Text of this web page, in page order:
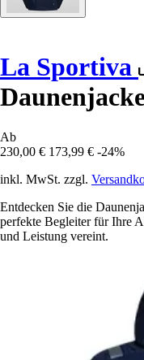
La Sportiva
Ab
230,00 € 173,99 € -24%
inkl. MwSt. zzgl.
Entdecken Sie die
perfekte Begleiter für Ihre
und Leistung vereint.